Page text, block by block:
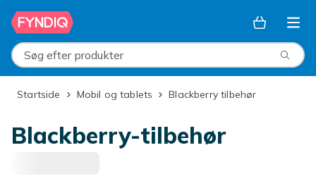
Spring til hovedindhold
Søg efter produkter
Startside Mobil og tablets Blackberry tilbehør
Blackberry-tilbehør